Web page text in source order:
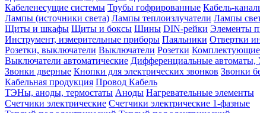
Кабеленесущие системы Трубы гофрированные Кабель-
Лампы (источники света) Лампы теплоизлучатели Лампы
Щиты и шкафы Щиты и боксы Шины DIN-рейки Элементы
Инструмент, измерительные приборы Паяльники Отвертки
Розетки, выключатели Выключатели Розетки Комплектующие
Выключатели автоматические Дифференциальные
Звонки дверные Кнопки для электрических звонков Звонки
Кабельная продукция Провод Кабель
ТЭНы, аноды, термостаты Аноды Нагревательные элементы
Счетчики электрические Счетчики электрические 1-фазные